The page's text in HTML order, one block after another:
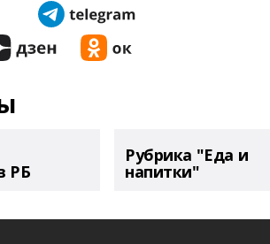
РБ
Рубрика "Еда и
напитки"